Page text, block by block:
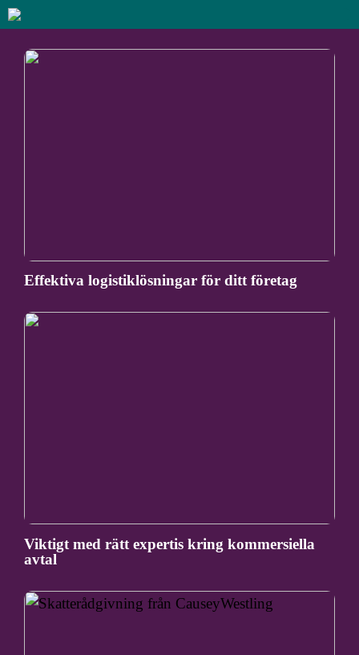
Effektiva logistiklösningar för ditt företag
Viktigt med rätt expertis kring kommersiella
avtal